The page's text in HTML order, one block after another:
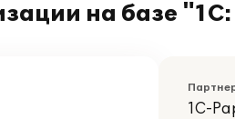
на базе
1С-